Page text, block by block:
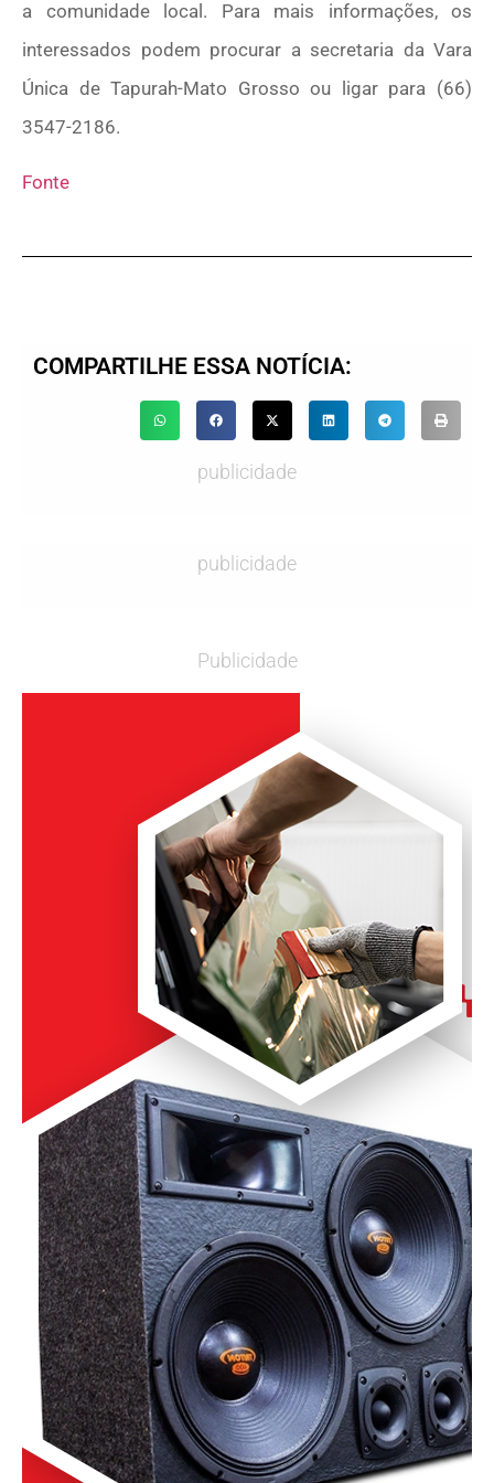
a comunidade local. Para mais informações, os
interessados podem procurar a secretaria da Vara
Única de Tapurah-Mato Grosso ou ligar para (66)
3547-2186.
Fonte
COMPARTILHE ESSA NOTÍCIA:
publicidade
publicidade
Publicidade